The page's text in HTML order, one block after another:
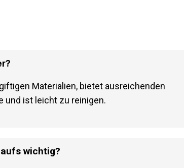
Materialien, bietet ausreichenden
und ist leicht zu reinigen.
wichtig?